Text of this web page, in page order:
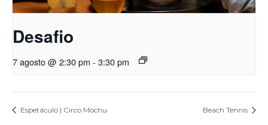
Desafio
7 agosto @ 2:30 pm - 3:30 pm
Espetáculo | Circo Mochu Beach Tennis